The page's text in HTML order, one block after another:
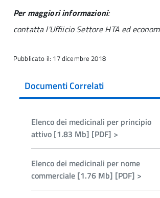
Per maggiori informazioni:
contatta l'Uffiicio Settore HTA ed
Pubblicato il: 17 dicembre 2018
Documenti Correlati
Elenco dei medicinali per principio
attivo [1.83 Mb] [PDF] >
Elenco dei medicinali per nome
commerciale [1.76 Mb] [PDF] >